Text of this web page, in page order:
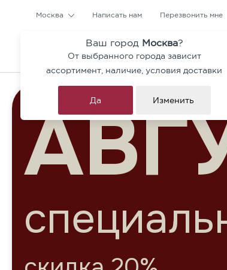
Ваш город Москва?
От выбранного города зависит
ассортимент, наличие, условия доставки
Да Изменить
Москва Написать нам Перезвонить мне
КАТАЛОГ
Тротуарная
Коллекция
Брусчатка
Архитектурные
ГДЕ